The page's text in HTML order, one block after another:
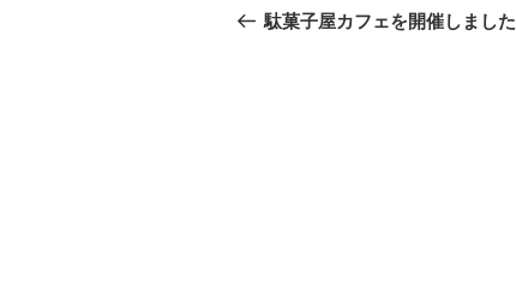
稿
の
駄菓子屋カフェを開催しました